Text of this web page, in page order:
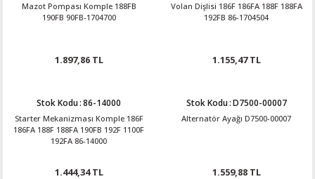
Mazot Pompası Komple 188FB
190FB 90FB-1704700
1.897,86 TL
Volan Dişlisi 186F 186FA 188F 188FA
192FB 86-1704504
1.155,47 TL
Stok Kodu:86-14000
Starter Mekanizması Komple 186F
186FA 188F 188FA 190FB 192F 1100F
192FA 86-14000
1.444,34 TL
Stok Kodu:D7500-00007
Alternatör Ayağı D7500-00007
1.559,88 TL